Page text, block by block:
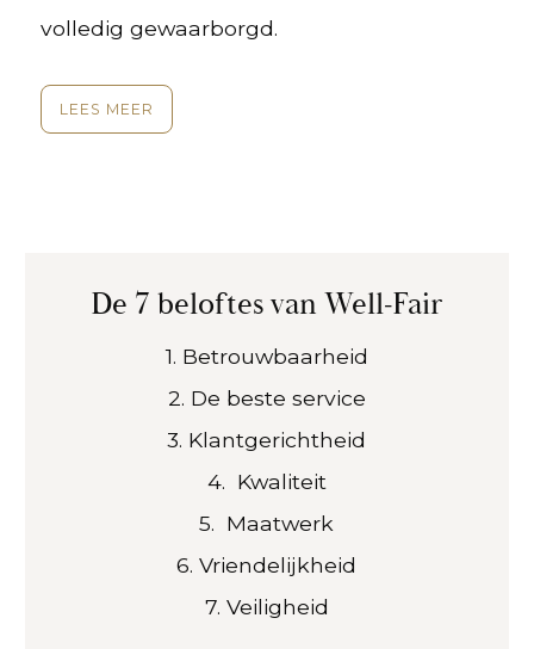
volledig gewaarborgd.
LEES MEER
De 7 beloftes van Well-Fair
1. Betrouwbaarheid
2. De beste service
3. Klantgerichtheid
4. Kwaliteit
5. Maatwerk
6. Vriendelijkheid
7. Veiligheid